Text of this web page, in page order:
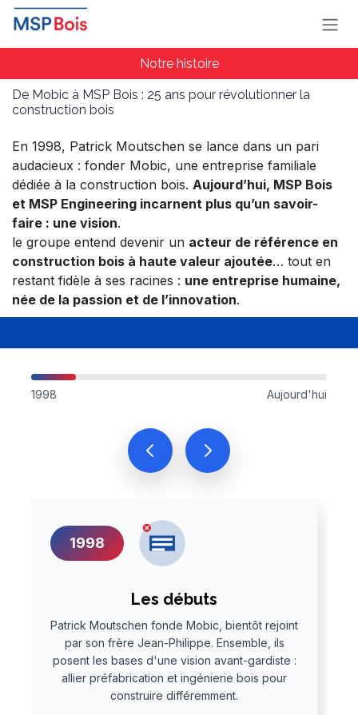
Se rendre au contenu
De Mobic à MSP Bois : 25 ans pour révolutionner la
construction bois
En 1998, Patrick Moutschen se lance dans un pari
audacieux : fonder Mobic, une entreprise familiale
dédiée à la construction bois. Aujourd’hui, MSP Bois
et MSP Engineering incarnent plus qu’un savoir-
faire : une vision.
le groupe entend devenir un acteur de référence en
construction bois à haute valeur ajoutée… tout en
restant fidèle à ses racines : une entreprise humaine,
née de la passion et de l’innovation.
Notre histoire
1998 Aujourd'hui
1998
Les débuts
Patrick Moutschen fonde Mobic, bientôt rejoint
par son frère Jean-Philippe. Ensemble, ils
posent les bases d'une vision avant-gardiste :
allier préfabrication et ingénierie bois pour
construire différemment.